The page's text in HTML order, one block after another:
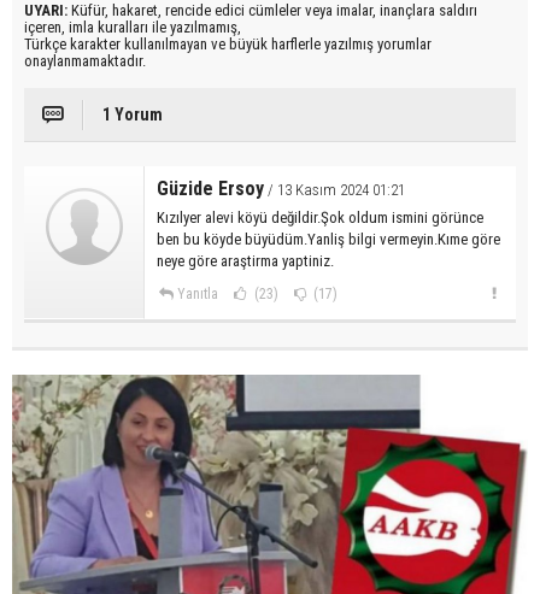
UYARI: Küfür, hakaret, rencide edici cümleler veya imalar, inançlara saldırı
içeren, imla kuralları ile yazılmamış,
Türkçe karakter kullanılmayan ve büyük harflerle yazılmış yorumlar
onaylanmamaktadır.
1 Yorum
Güzide Ersoy / 13 Kasım 2024 01:21
Kızılyer alevi köyü değildir.Şok oldum ismini görünce
ben bu köyde büyüdüm.Yanliş bilgi vermeyin.Kıme göre
neye göre araştirma yaptiniz.
Yanıtla (23) (17)